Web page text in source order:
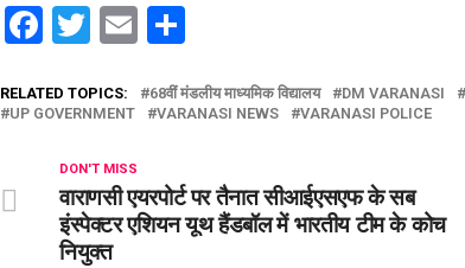
Facebook
Twitter
Email
RELATED TOPICS: 68वीं मंडलीय माध्यमिक विद्यालय DM VARANASI
UP GOVERNMENT
VARANASI NEWS VARANASI POLICE
DON'T MISS
वाराणसी एयरपोर्ट पर तैनात सीआईएसएफ के सब
इंस्पेक्टर एशियन यूथ हैंडबॉल में भारतीय टीम के कोच
नियुक्त